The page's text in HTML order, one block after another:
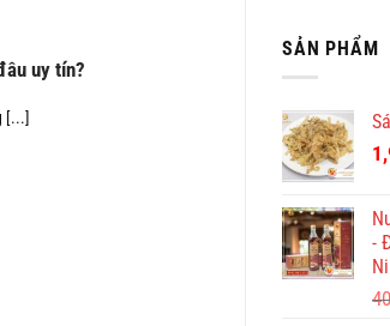
uy tín?
[...]
SẢN PHẨM
-